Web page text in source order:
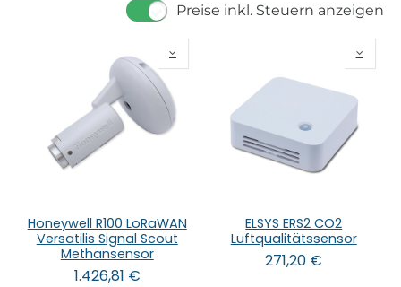
Preise inkl. Steuern anzeigen
Honeywell R100 LoRaWAN
Versatilis Signal Scout
Methansensor
1.426,81 €
ELSYS ERS2 CO2
Luftqualitätssensor
271,20 €